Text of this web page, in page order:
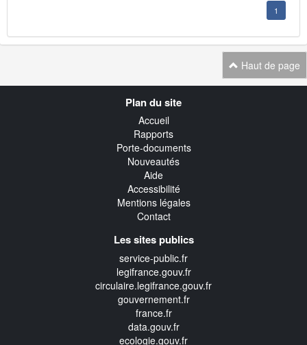
1
Haut de page
Plan du site
Accueil
Rapports
Porte-documents
Nouveautés
Aide
Accessibilité
Mentions légales
Contact
Les sites publics
service-public.fr
legifrance.gouv.fr
circulaire.legifrance.gouv.fr
gouvernement.fr
france.fr
data.gouv.fr
ecologie.gouv.fr